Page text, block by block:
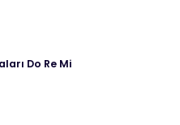
Do Re Mi